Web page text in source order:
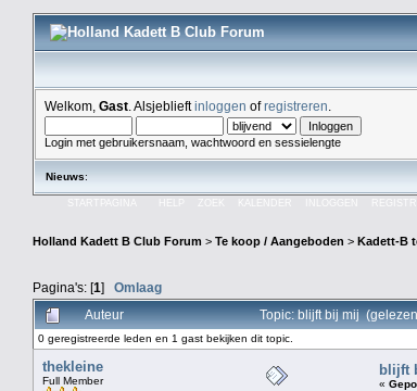
Welkom, Gast . Alsjeblieftinloggen ofregistreren
Login met gebruikersnaam, wachtwoord en sessielengte
Nieuws:
ZOEK
Holland Kadett B Club Forum > Te koop / Aangeboden > Kadett-B
Pagina's: [1] Omlaag
Auteur Topic: blijft bij mij
0 geregistreerde leden en 1 gast bekijken dit topic.
thekleine
Full Member
blijft
«